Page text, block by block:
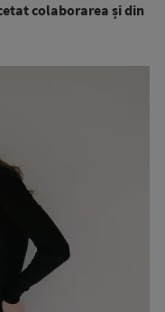
colaborarea și din